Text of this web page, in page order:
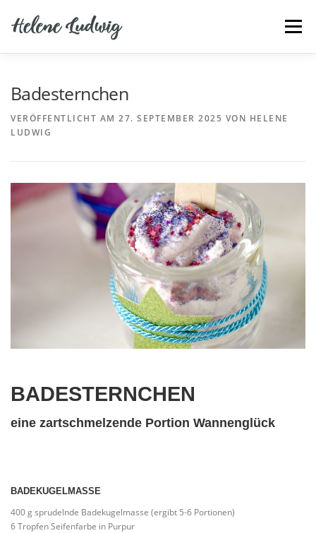
Inhalt
springen
Menü
MATERIAL EINKAUFEN BEI WWW.RAYHER.COM
Badesternchen
VERÖFFENTLICHT AM 27. SEPTEMBER 2025 VON HELENE
LUDWIG
BADESTERNCHEN
eine zartschmelzende Portion Wannenglück
BADEKUGELMASSE
400 g sprudelnde Badekugelmasse (ergibt 5-6 Portionen)
6 Tropfen Seifenfarbe in Purpur